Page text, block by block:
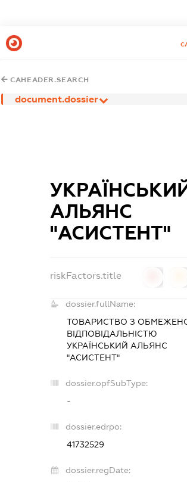
CAHEADER.SEARCH
document.dossier
АЛЬЯНС
"АСИСТЕНТ"
riskFactors.title
dossier.fullName:
ТОВАРИСТВО З
ВІДПОВІДАЛЬНІСТЮ
УКРАЇНСЬКИЙ АЛЬЯНС
"АСИСТЕНТ"
dossier.opfSubType:
-
dossier.edrpo:
41732529
dossier.regDate: